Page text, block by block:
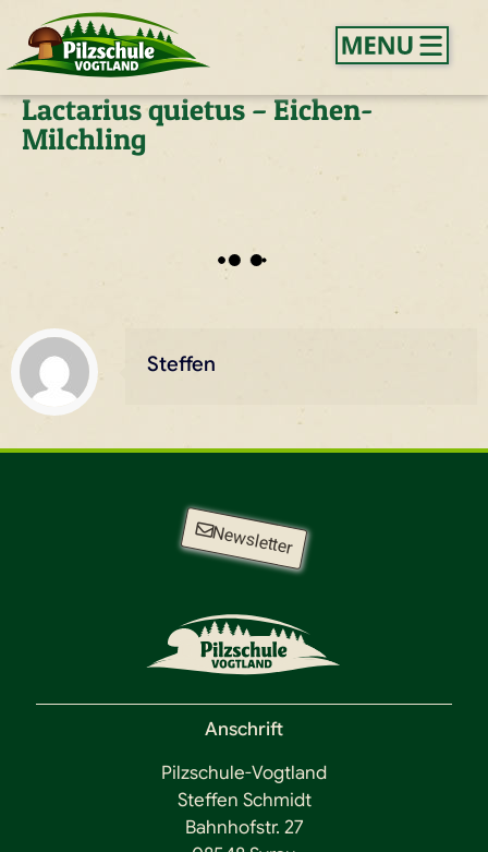
Lactarius quietus – Eichen-
Milchling
Steffen
Newsletter
Anschrift
Pilzschule-Vogtland
Steffen Schmidt
Bahnhofstr. 27